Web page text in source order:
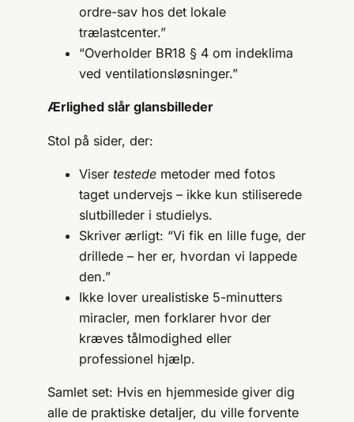
ordre-sav hos det lokale
trælastcenter.”
“Overholder BR18 § 4 om indeklima
ved ventilationsløsninger.”
Ærlighed slår glansbilleder
Stol på sider, der:
Viser testede metoder med fotos
taget undervejs – ikke kun stiliserede
slutbilleder i studielys.
Skriver ærligt: “Vi fik en lille fuge, der
drillede – her er, hvordan vi lappede
den.”
Ikke lover urealistiske 5-minutters
miracler, men forklarer hvor der
kræves tålmodighed eller
professionel hjælp.
Samlet set: Hvis en hjemmeside giver dig
alle de praktiske detaljer, du ville forvente